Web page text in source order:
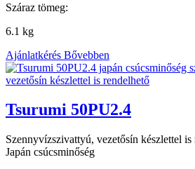
Száraz tömeg:
6.1 kg
Ajánlatkérés Bővebben
Tsurumi 50PU2.4
Szennyvízszivattyú, vezetősín készlettel is
Japán csúcsminőség